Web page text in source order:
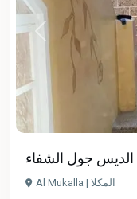
Previous
الديس جول الشفاء
Al Mukalla | المكلا